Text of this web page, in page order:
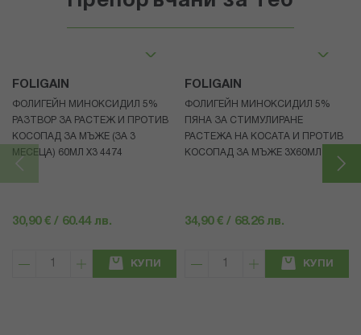
FOLIGAIN
ФОЛИГЕЙН МИНОКСИДИЛ 5%
РАЗТВОР ЗА РАСТЕЖ И ПРОТИВ
КОСОПАД ЗА МЪЖЕ (ЗА 3
МЕСЕЦА) 60МЛ X3 4474
30,90 € / 60.44 лв.
КУПИ
FOLIGAIN
ФОЛИГЕЙН МИНОКСИДИЛ 5%
ПЯНА ЗА СТИМУЛИРАНЕ
РАСТЕЖА НА КОСАТА И ПРОТИВ
КОСОПАД ЗА МЪЖЕ 3X60МЛ 4472
34,90 € / 68.26 лв.
КУПИ